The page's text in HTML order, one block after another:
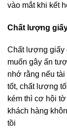
vào mắt khi kết
Chất lượng
Chất lượng giấy
muốn gây ấn
nhớ rằng nếu
tốt, chất lượng
kém thì cơ hội
khách hàng
tồi